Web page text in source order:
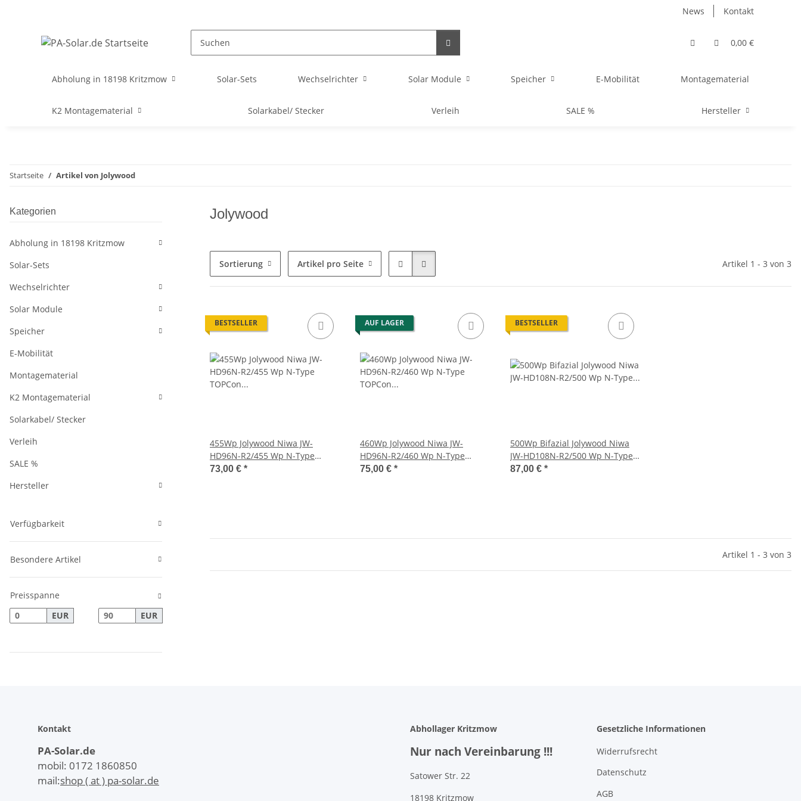
News Kontakt
0,00 €
Abholung in 18198 Kritzmow Solar-Sets Wechselrichter Solar Module Speicher E-Mobilität Montagematerial
K2 Montagematerial Solarkabel/ Stecker Verleih SALE % Hersteller
Startseite Artikel von Jolywood
Jolywood
Sortierung Artikel pro Seite Artikel 1 - 3 von 3
BESTSELLER
455Wp Jolywood Niwa JW-
HD96N-R2/455 Wp N-Type
TOPCon Bifazial Fullblack
73,00 € *
AUF LAGER
460Wp Jolywood Niwa JW-
HD96N-R2/460 Wp N-Type
TOPCon Bifazial Fullblack
75,00 € *
BESTSELLER
500Wp Bifazial Jolywood Niwa
JW-HD108N-R2/500 Wp N-Type
TOPCon Fullblack
87,00 € *
Artikel 1 - 3 von 3
Kategorien
Abholung in 18198 Kritzmow
Solar-Sets
Wechselrichter
Solar Module
Speicher
E-Mobilität
Montagematerial
K2 Montagematerial
Solarkabel/ Stecker
Verleih
SALE %
Hersteller
Verfügbarkeit
Besondere Artikel
Preisspanne
EUR
EUR
Kontakt
PA-Solar.de
mobil: 0172 1860850
mail:shop ( at ) pa-solar.de
Abhollager Kritzmow
Nur nach Vereinbarung !!!
Satower Str. 22
18198 Kritzmow
Gesetzliche Informationen
Widerrufsrecht
Datenschutz
AGB